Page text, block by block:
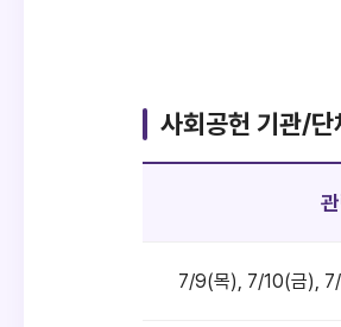
사회공헌 기관/
7/9(목), 7/10(금),